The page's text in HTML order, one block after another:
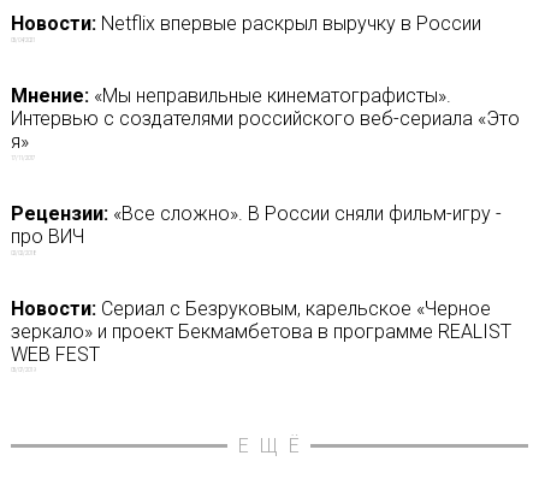
Новости:Netflix впервые раскрыл выручку в России
05/04/2021
Мнение:«Мы неправильные кинематографисты».
Интервью с создателями российского веб-сериала «Это
я»
17/11/2017
Рецензии:«Все сложно». В России сняли фильм-игру -
про ВИЧ
02/02/2018
Новости:Сериал с Безруковым, карельское «Черное
зеркало» и проект Бекмамбетова в программе REALIST
WEB FEST
05/07/2019
ЕЩЁ